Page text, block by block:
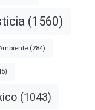
(1560)
(284)
(1043)